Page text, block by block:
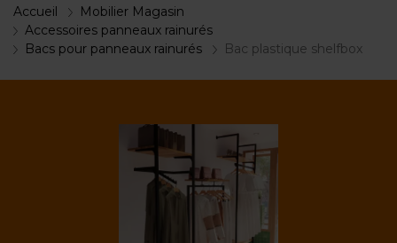
Accueil
Mobilier Magasin
Accessoires panneaux rainurés
Bacs pour panneaux rainurés
Bac plastique shelfbox